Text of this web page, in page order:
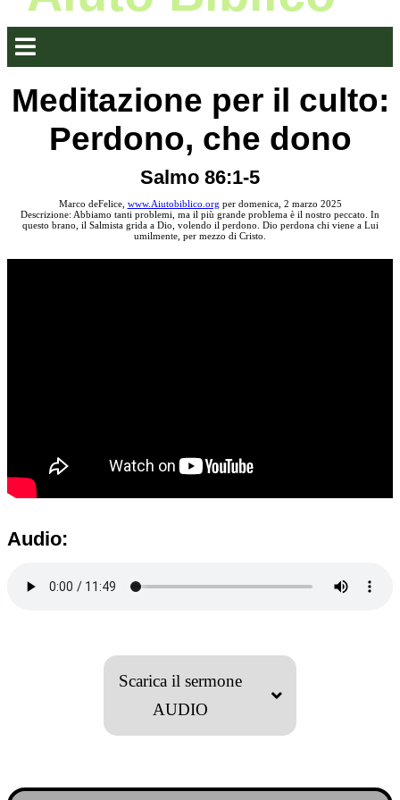
Meditazione per il culto:
Perdono, che dono
Salmo 86:1-5
Marco deFelice, www.Aiutobiblico.org per domenica, 2 marzo 2025
Descrizione: Abbiamo tanti problemi, ma il più grande problema è il nostro peccato. In
questo brano, il Salmista grida a Dio, volendo il perdono. Dio perdona chi viene a Lui
umilmente, per mezzo di Cristo.
Audio:
Scarica il sermone
AUDIO